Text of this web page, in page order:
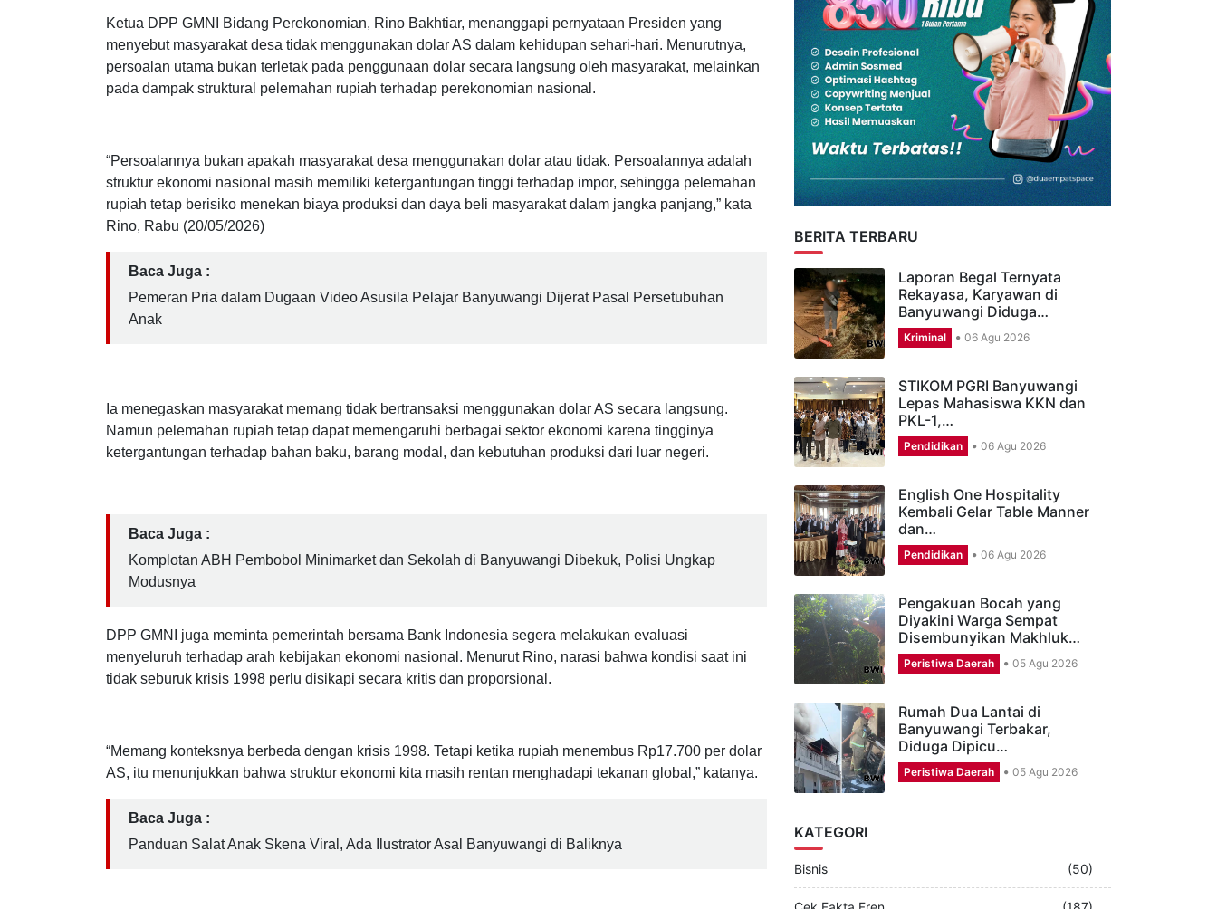
Jadi Representasi Banyuwangi
Ketua DPP GMNI Bidang Perekonomian, Rino Bakhtiar, menanggapi pernyataan Presiden yang
menyebut masyarakat desa tidak menggunakan dolar AS dalam kehidupan sehari-hari. Menurutnya,
“Persoalannya bukan apakah masyarakat desa menggunakan dolar atau tidak. Persoalannya adalah
struktur ekonomi nasional masih memiliki ketergantungan tinggi terhadap impor, sehingga pelemahan
Rino, Rabu (20/05/2026)
Baca Juga :
Ia menegaskan masyarakat memang tidak bertransaksi menggunakan dolar AS secara langsung.
Baca Juga :
Modusnya
DPP GMNI juga meminta pemerintah bersama Bank Indonesia segera melakukan evaluasi
AS, itu menunjukkan bahwa struktur ekonomi kita masih rentan menghadapi tekanan global,” katanya.
BERITA TERBARU
Laporan Begal Ternyata
Rekayasa, Karyawan di
Kriminal 06 Agu 2026
STIKOM PGRI Banyuwangi
Lepas Mahasiswa KKN dan
Pendidikan 06 Agu 2026
English One Hospitality
Kembali Gelar Table Manner
Pendidikan 06 Agu 2026
Pengakuan Bocah yang
Diyakini Warga Sempat
Peristiwa Daerah 05 Agu 2026
Rumah Dua Lantai di
Banyuwangi Terbakar,
KATEGORI